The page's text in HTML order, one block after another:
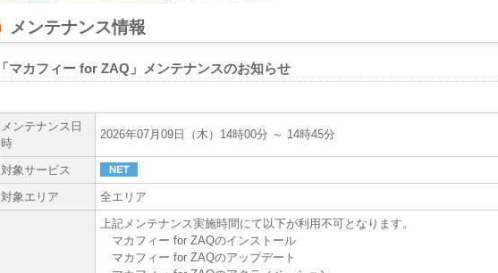
メンテナンス情報
「マカフィー for ZAQ」メンテナンスのお知らせ
メンテナンス日
時
2026年07月09日（木）14時00分 ～ 14時45分
対象サービス
対象エリア
全エリア
上記メンテナンス実施時間にて以下が利用不可となります。
マカフィー for ZAQのインストール
マカフィー for ZAQのアップデート